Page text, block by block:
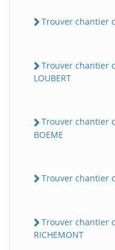
Trouver chantier
Trouver chantier
LOUBERT
Trouver chantier
BOEME
Trouver chantier
Trouver chantier
RICHEMONT